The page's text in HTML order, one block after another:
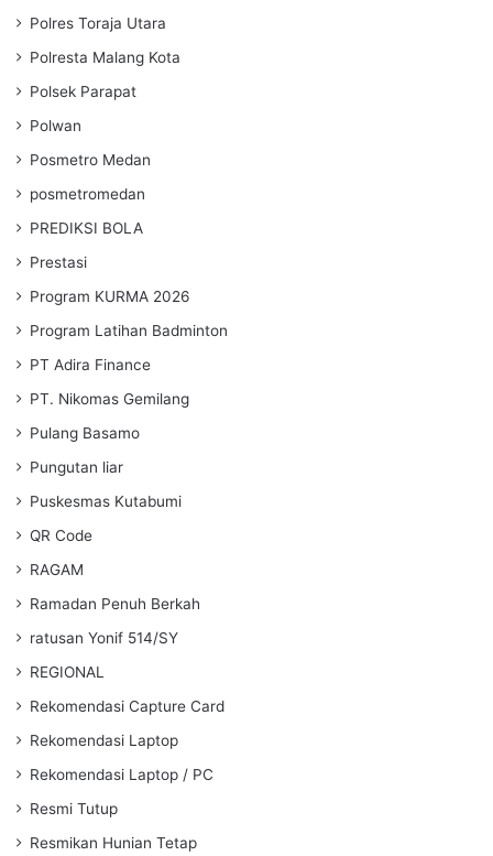
Polres Toraja Utara
Polresta Malang Kota
Polsek Parapat
Polwan
Posmetro Medan
posmetromedan
PREDIKSI BOLA
Prestasi
Program KURMA 2026
Program Latihan Badminton
PT Adira Finance
PT. Nikomas Gemilang
Pulang Basamo
Pungutan liar
Puskesmas Kutabumi
QR Code
RAGAM
Ramadan Penuh Berkah
ratusan Yonif 514/SY
REGIONAL
Rekomendasi Capture Card
Rekomendasi Laptop
Rekomendasi Laptop / PC
Resmi Tutup
Resmikan Hunian Tetap